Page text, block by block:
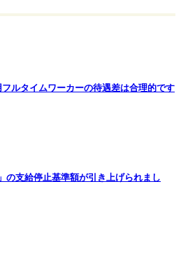
フルタイムワーカーの待遇差は合理的です
の支給停止基準額が引き上げられまし